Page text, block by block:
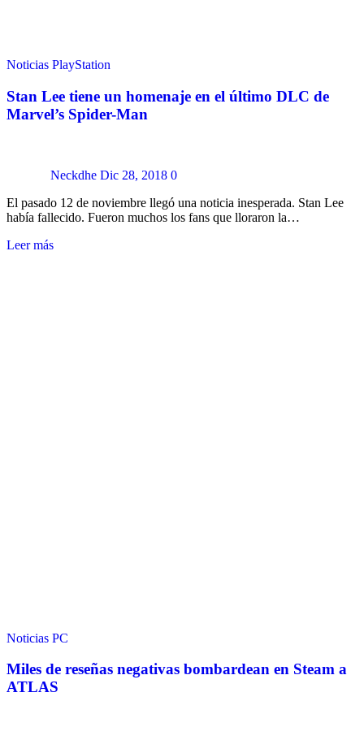
Noticias PlayStation
Stan Lee tiene un homenaje en el último DLC de
Marvel’s Spider-Man
Neckdhe Dic 28, 2018 0
El pasado 12 de noviembre llegó una noticia inesperada. Stan Lee
había fallecido. Fueron muchos los fans que lloraron la…
Leer más
Noticias PC
Miles de reseñas negativas bombardean en Steam a
ATLAS